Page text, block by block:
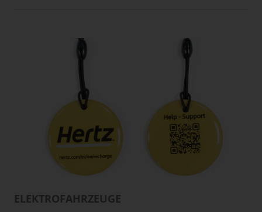
ELEKTROFAHRZEUGE